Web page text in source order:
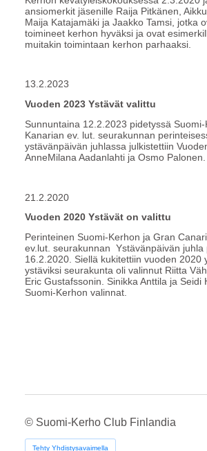
ansiomerkit jäsenille Raija Pitkänen,
Maija Katajamäki ja Jaakko Tamsi, jotka
toimineet kerhon hyväksi ja ovat
muitakin toimintaan kerhon parhaaksi.
13.2.2023
Vuoden 2023 Ystävät valittu
Sunnuntaina 12.2.2023 pidetyssä
Kanarian ev. lut. seurakunnan
ystävänpäivän juhlassa julkistettiin
AnneMilana Aadanlahti ja Osmo Palonen.
21.2.2020
Vuoden 2020 Ystävät on valittu
Perinteinen Suomi-Kerhon ja Gran
ev.lut. seurakunnan Ystävänpäivän juhla
16.2.2020. Siellä kukitettiin vuoden 2020
ystäviksi seurakunta oli valinnut Riitta
Eric Gustafssonin. Sinikka Anttila ja Seidi
Suomi-Kerhon valinnat.
© Suomi-Kerho Club Finlandia
Tehty Yhdistysavaimella